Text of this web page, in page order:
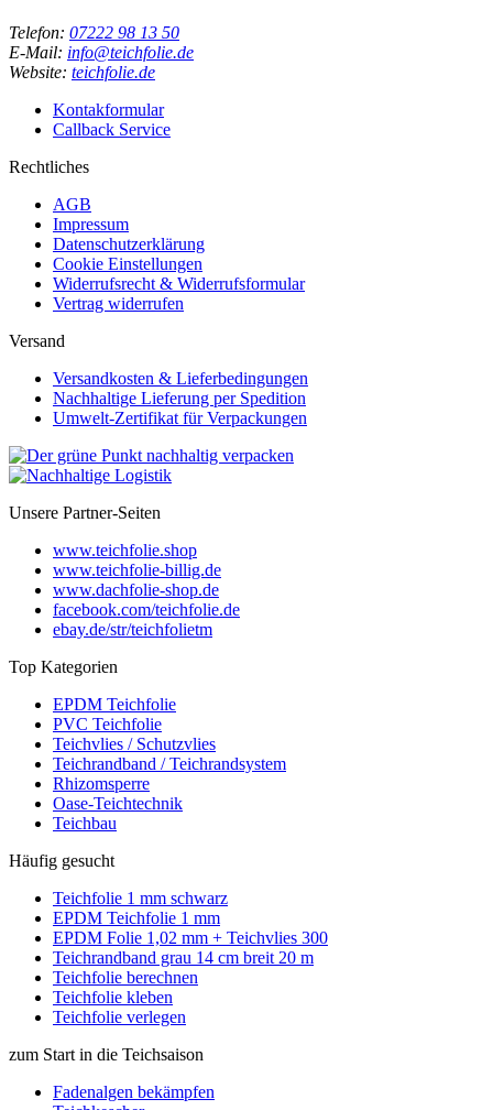
Telefon: 07222 98 13 50
E-Mail: info@teichfolie.de
Website: teichfolie.de
Kontakformular
Callback Service
Rechtliches
AGB
Impressum
Datenschutzerklärung
Cookie Einstellungen
Widerrufsrecht & Widerrufsformular
Vertrag widerrufen
Versand
Versandkosten & Lieferbedingungen
Nachhaltige Lieferung per Spedition
Umwelt-Zertifikat für Verpackungen
Unsere Partner-Seiten
www.teichfolie.shop
www.teichfolie-billig.de
www.dachfolie-shop.de
facebook.com/teichfolie.de
ebay.de/str/teichfolietm
Top Kategorien
EPDM Teichfolie
PVC Teichfolie
Teichvlies / Schutzvlies
Teichrandband / Teichrandsystem
Rhizomsperre
Oase-Teichtechnik
Teichbau
Häufig gesucht
Teichfolie 1 mm schwarz
EPDM Teichfolie 1 mm
EPDM Folie 1,02 mm + Teichvlies 300
Teichrandband grau 14 cm breit 20 m
Teichfolie berechnen
Teichfolie kleben
Teichfolie verlegen
zum Start in die Teichsaison
Fadenalgen bekämpfen